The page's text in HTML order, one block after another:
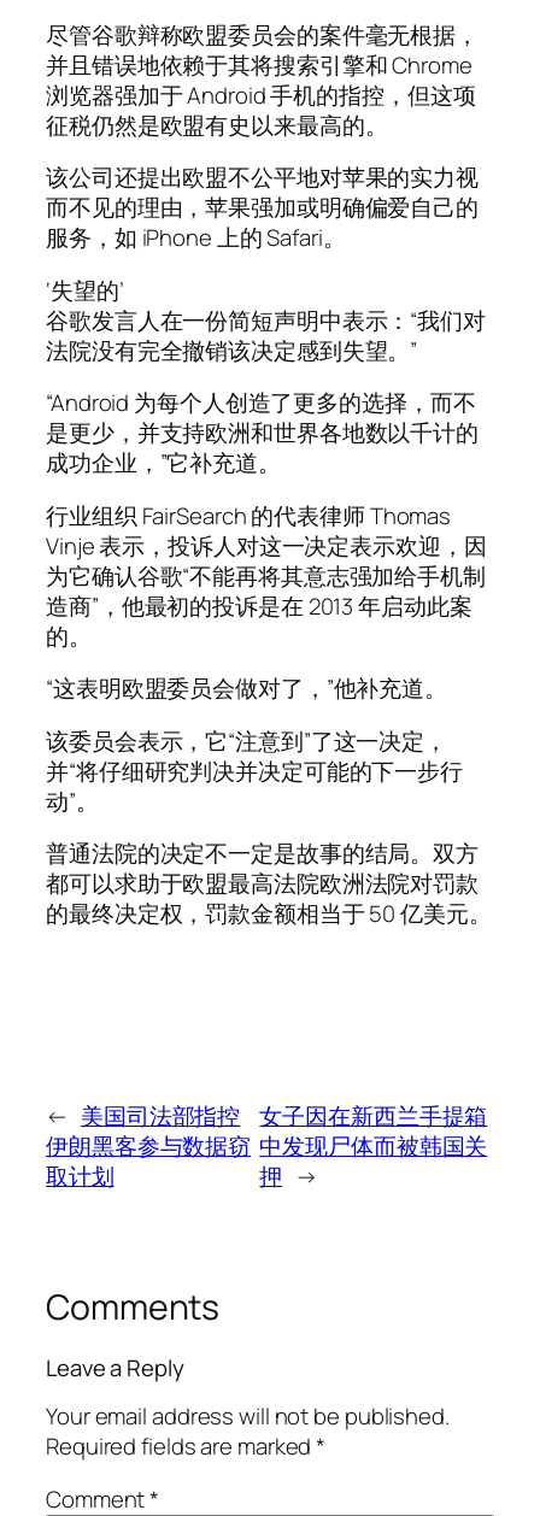
尽管谷歌辩称欧盟委员会的案件毫无根据，
并且错误地依赖于其将搜索引擎和 Chrome
浏览器强加于 Android 手机的指控，但这项
征税仍然是欧盟有史以来最高的。
该公司还提出欧盟不公平地对苹果的实力视
而不见的理由，苹果强加或明确偏爱自己的
服务，如 iPhone 上的 Safari。
‘失望的’
谷歌发言人在一份简短声明中表示：“我们对
法院没有完全撤销该决定感到失望。”
“Android 为每个人创造了更多的选择，而不
是更少，并支持欧洲和世界各地数以千计的
成功企业，”它补充道。
行业组织 FairSearch 的代表律师 Thomas
Vinje 表示，投诉人对这一决定表示欢迎，因
为它确认谷歌“不能再将其意志强加给手机制
造商”，他最初的投诉是在 2013 年启动此案
的。
“这表明欧盟委员会做对了，”他补充道。
该委员会表示，它“注意到”了这一决定，
并“将仔细研究判决并决定可能的下一步行
动”。
普通法院的决定不一定是故事的结局。双方
都可以求助于欧盟最高法院欧洲法院对罚款
的最终决定权，罚款金额相当于 50 亿美元。
← 美国司法部指控
伊朗黑客参与数据窃
取计划
女子因在新西兰手提箱
中发现尸体而被韩国关
押 →
Comments
Leave a Reply
Your email address will not be published.
Required fields are marked*
Comment*